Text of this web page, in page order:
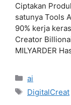
Ciptakan
satunya Tools
90% kerja
Creator
MILYARDER
Categories
ai
Tags
DigitalCreat